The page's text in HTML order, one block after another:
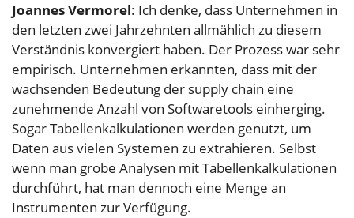
Joannes Vermorel: Ich denke, dass Unternehmen in
den letzten zwei Jahrzehnten allmählich zu diesem
Verständnis konvergiert haben. Der Prozess war sehr
empirisch. Unternehmen erkannten, dass mit der
wachsenden Bedeutung der supply chain eine
zunehmende Anzahl von Softwaretools einherging.
Sogar Tabellenkalkulationen werden genutzt, um
Daten aus vielen Systemen zu extrahieren. Selbst
wenn man grobe Analysen mit Tabellenkalkulationen
durchführt, hat man dennoch eine Menge an
Instrumenten zur Verfügung.